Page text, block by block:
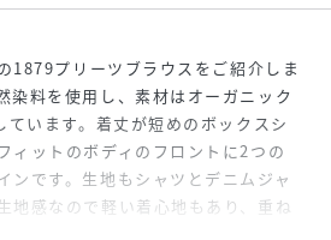
1879プリーツブラウスをご紹介しま
染料を使用し、素材はオーガニック
います。着丈が短めのボックスシ
ィットのボディのフロントに2つの
ンです。生地もシャツとデニムジャ
地感なので軽い着心地もあり、重ね